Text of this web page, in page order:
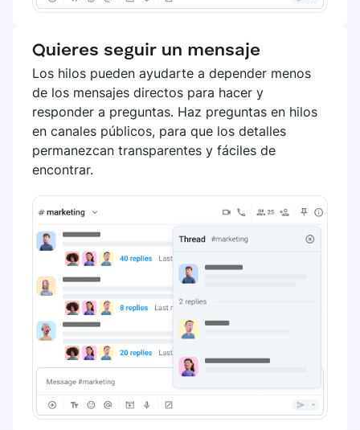
Quieres seguir un mensaje
Los hilos pueden ayudarte a depender menos
de los mensajes directos para hacer y
responder a preguntas. Haz preguntas en hilos
en canales públicos, para que los detalles
permanezcan transparentes y fáciles de
encontrar.